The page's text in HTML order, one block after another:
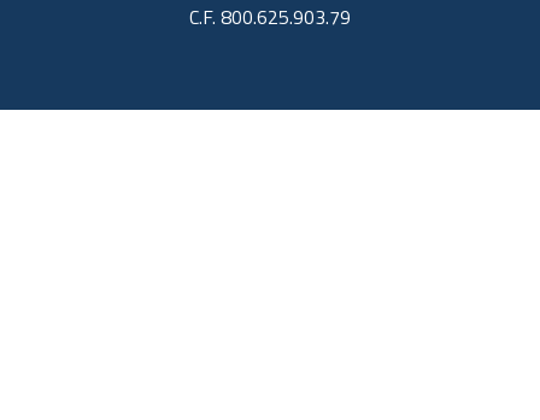
C.F. 800.625.903.79